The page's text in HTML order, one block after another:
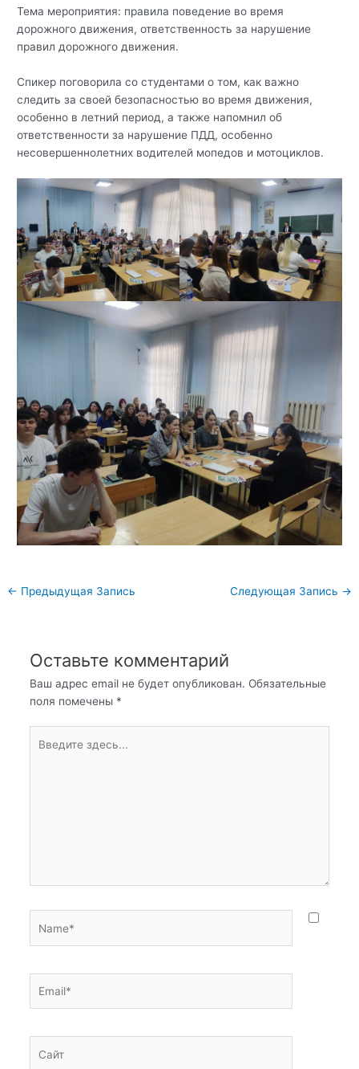
Тема мероприятия: правила поведение во время
дорожного движения, ответственность за нарушение
правил дорожного движения.
Спикер поговорила со студентами о том, как важно
следить за своей безопасностью во время движения,
особенно в летний период, а также напомнил об
ответственности за нарушение ПДД, особенно
несовершеннолетних водителей мопедов и мотоциклов.
Навигация
← Предыдущая Запись Следующая Запись →
Оставьте комментарий
Ваш адрес email не будет опубликован. Обязательные
поля помечены *
здесь...